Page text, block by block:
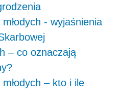
- wyjaśnienia
– co oznaczają
– kto i ile